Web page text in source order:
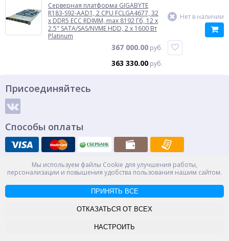
Серверная платформа GIGABYTE
R183-S92-AAD1, 2 CPU FCLGA4677, 32
x DDR5 ECC RDIMM, max 8192 Гб, 12 x
2.5" SATA/SAS/NVME HDD, 2 x 1600 Вт
Platinum
367 000.00 руб.
363 330.00 руб.
Нет в наличии
Мы используем файлы Cookie для улучшения работы,
персонализации и повышения удобства пользования нашим сайтом.
ПРИНЯТЬ ВСЕ
ОТКАЗАТЬСЯ ОТ ВСЕХ
НАСТРОИТЬ
Присоединяйтесь
Способы оплаты
© ООО "НПС+", 2012-2026
Россия, Великий Новгород, пр. Александра Корсунова 14А
Контакты
Карта сайта